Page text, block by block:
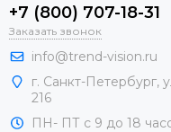
+7 (800) 707-18-31
Заказать звонок
info@trend-vision.ru
г. Санкт-Петербург,
216
ПН- ПТ с 9 до 18